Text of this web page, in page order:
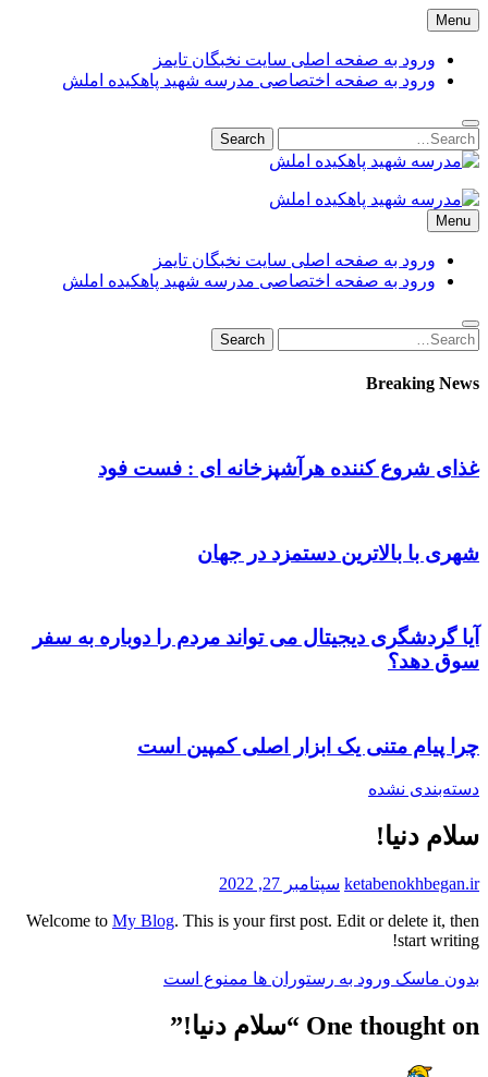
Skip
to
content
Menu
ورود به صفحه اصلی سایت نخبگان تایمز
ورود به صفحه اختصاصی مدرسه شهید پاهکیده املش
Search
for:
Search
مدرسه شهید پاهکیده املش
پسرانه + دخترانه + پیش دبستانی + کلاس + اول + دوم + سوم +
پشت + بانک کشاورزی + شماره + تلفن + آدرس + لوکیشن + +
دریافت + کارنامه + کد ملی + پایه + مقطع + دولتی + گیلان +
مدارس + دانش آموزان + لیست + سایت + نخبگان + تایمز +
madrese-shahid-pahkideh-amlash
Menu
ورود به صفحه اصلی سایت نخبگان تایمز
ورود به صفحه اختصاصی مدرسه شهید پاهکیده املش
Search
for:
Search
Breaking News
غذای شروع کننده هرآشپزخانه ای : فست فود
شهری با بالاترین دستمزد در جهان
آیا گردشگری دیجیتال می تواند مردم را دوباره به سفر
سوق دهد؟
چرا پیام متنی یک ابزار اصلی کمپین است
دسته‌بندی نشده
سلام دنیا!
ketabenokhbegan.ir سپتامبر 27, 2022
Welcome to My Blog. This is your first post. Edit or delete it, then
start writing!
راهبری
نوشته
بدون ماسک ورود به رستوران ها ممنوع است
One thought on “ سلام دنیا!”